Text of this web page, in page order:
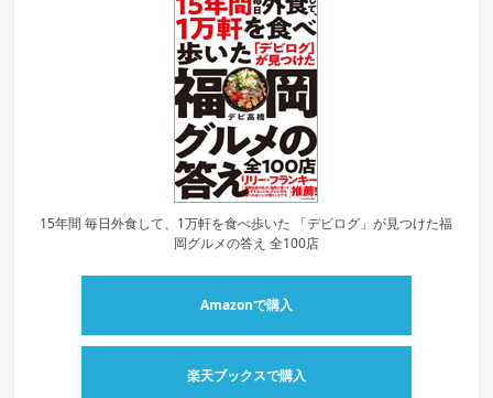
15年間 毎日外食して、1万軒を食べ歩いた 「デビログ」が見つけた福
岡グルメの答え 全100店
Amazonで購入
楽天ブックスで購入